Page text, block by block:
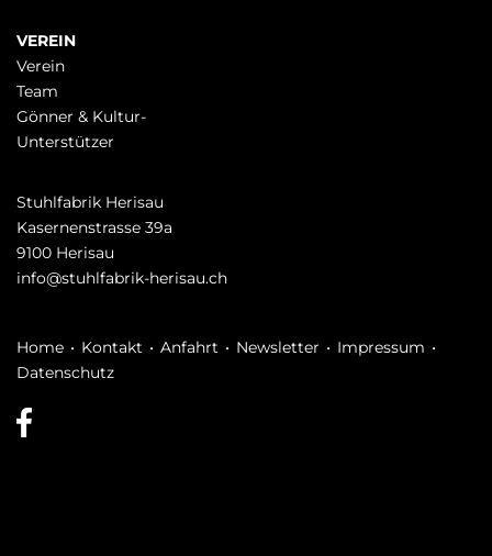
VEREIN
Verein
Team
Gönner & Kultur-
Unterstützer
Stuhlfabrik Herisau
Kasernenstrasse 39a
9100 Herisau
info@stuhlfabrik-herisau.ch
Navigation
überspringen
Home Kontakt Anfahrt Newsletter
Impressum
Datenschutz